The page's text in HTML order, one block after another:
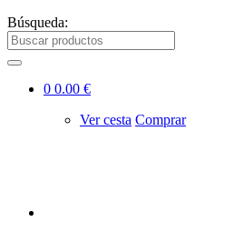
Búsqueda:
0 0.00 €
Ver cesta Comprar